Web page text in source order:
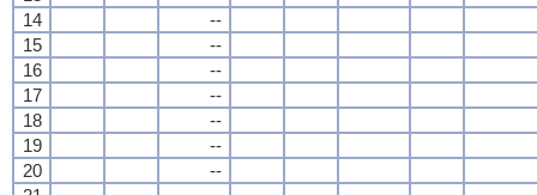
14
--
15
--
16
--
17
--
18
--
19
--
20
--